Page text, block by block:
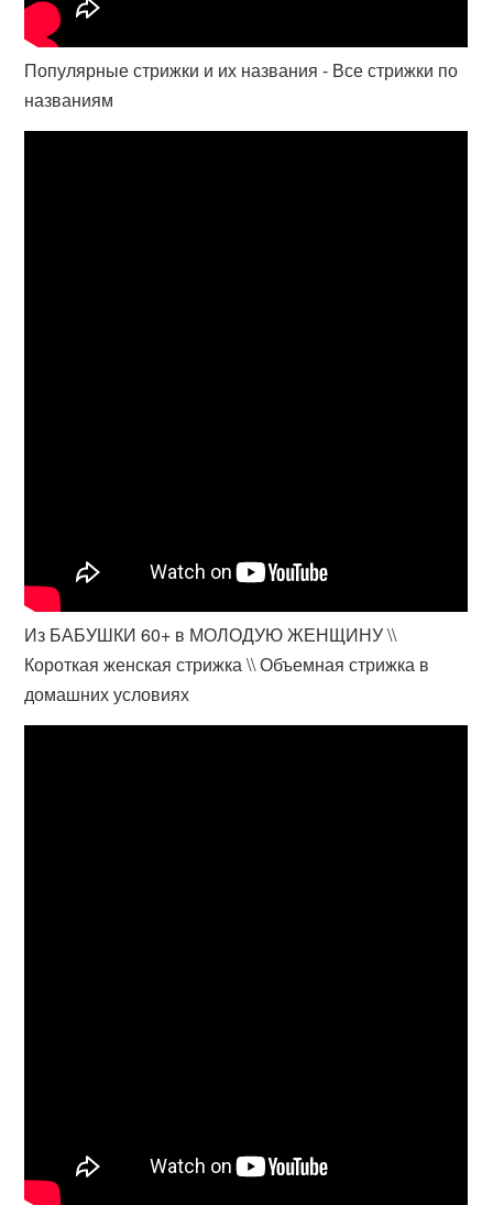
Популярные стрижки и их названия - Все стрижки по
названиям
Из БАБУШКИ 60+ в МОЛОДУЮ ЖЕНЩИНУ \\
Короткая женская стрижка \\ Объемная стрижка в
домашних условиях